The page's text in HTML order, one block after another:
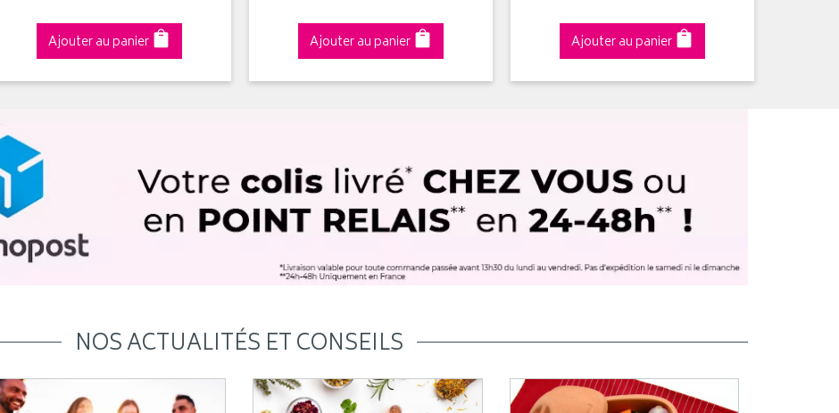
Ajouter au panier Ajouter au panier Ajouter au panier
NOS ACTUALITÉS ET CONSEILS